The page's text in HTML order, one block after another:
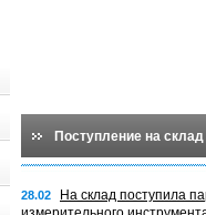
Поступление на склад
28.02
На склад поступила